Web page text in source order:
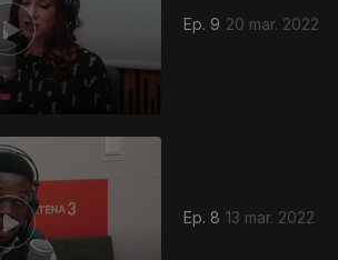
Ep. 9 20 mar. 2022
Ep. 8 13 mar. 2022